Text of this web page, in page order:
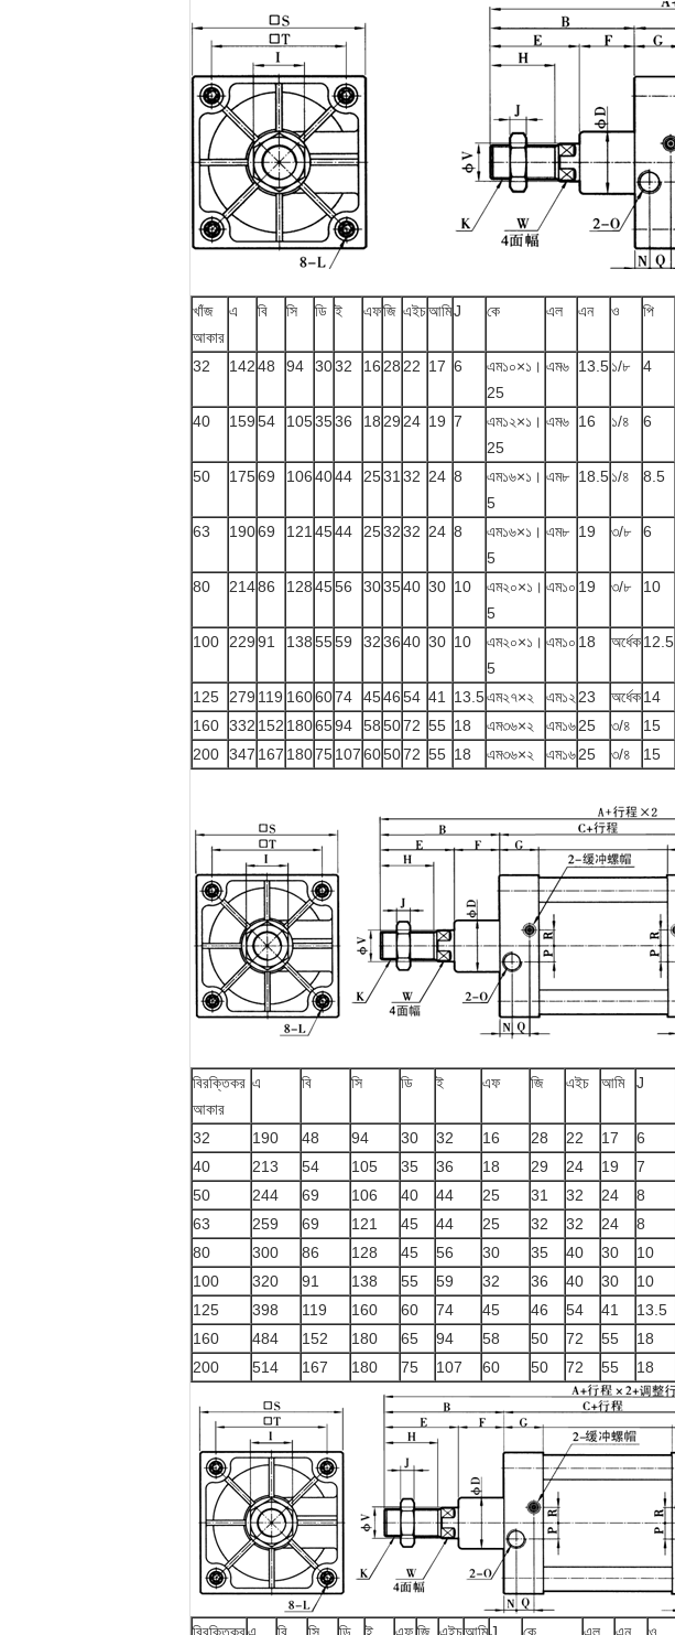
খাঁজ
আকার
এ বি সি ডি ই এফজি এইচআমিJ কে এল এন ও পি
32 14248 94 3032 16 28 22 17 6
এম১০×১।
25
এম৬ 13.5১/৮ 4
40 15954 1053536 18 29 24 19 7
এম১২×১।
25
এম৬ 16 ১/৪ 6
50 17569 1064044 2531 32 24 8
এম১৬×১।
5
এম৮ 18.5১/৪ 8.5
63 19069 121 4544 253232 24 8
এম১৬×১।
5
এম৮ 19 ৩/৮ 6
80 21486 1284556 303540 30 10
এম২০×১।
5
এম১০ 19 ৩/৮ 10
100 22991 1385559 323640 30 10
এম২০×১।
5
এম১০ 18 অর্ধেক12.5
125 279 119 1606074 454654 41 13.5এম২৭×২ এম১২ 23 অর্ধেক14
160 332 152 1806594 585072 55 18 এম৩৬×২ এম১৬25 ৩/৪ 15
200 347 167 18075107605072 55 18 এম৩৬×২ এম১৬25 ৩/৪ 15
বিরক্তিকর
আকার
এ বি সি ডি ই এফ জি এইচ আমি J
32 190 48 94 30 32 16 28 22 17 6
40
213 54 105 35 36 18 29 24 19 7
50
244 69 106 40 44 25 31 32 24 8
63
259 69 121 45 44 25 32 32 24 8
80
300 86 128 45 56 30 35 40 30 10
100
320 91 138 55 59 32 36 40 30 10
125
398 119 160 60 74 45 46 54 41 13.5
160
484 152 180 65 94 58 50 72 55 18
200
514 167 180 75 107 60 50 72 55 18